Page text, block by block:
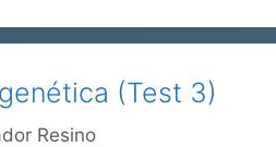
(Test 3)
Resino